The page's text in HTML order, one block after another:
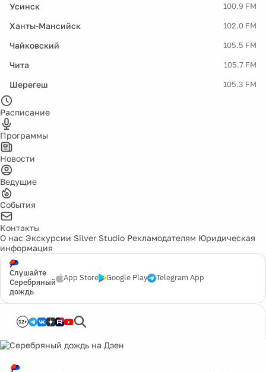
Усинск 100.9 FM
Ханты-Мансийск 102.0 FM
Чайковский 105.5 FM
Чита 105.7 FM
Шерегеш 105.3 FM
Расписание
Программы
Новости
Ведущие
События
Контакты
О нас Экскурсии Silver Studio Рекламодателям Юридическая
информация
Слушайте
Серебряный
дождь
App Store Google Play Telegram App
12+